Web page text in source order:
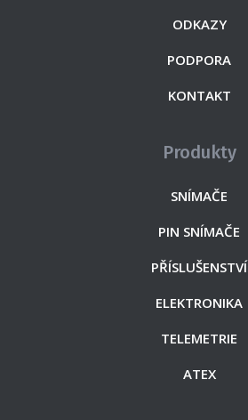
ODKAZY
PODPORA
KONTAKT
Produkty
SNÍMAČE
PIN SNÍMAČE
PŘÍSLUŠENSTVÍ
ELEKTRONIKA
TELEMETRIE
ATEX